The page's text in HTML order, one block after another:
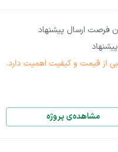
فرصت ارسال پیشنهاد
پیشنهاد
از قیمت و کیفیت اهمیت دارد.
مشاهده‌ی پروژه